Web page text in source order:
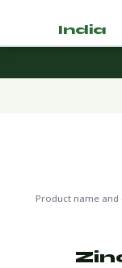
India
Product name